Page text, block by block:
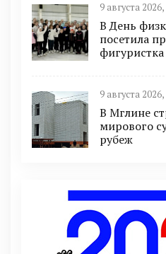
9 августа
В День
посетила
9 августа
В Мглине
мирового
рубеж